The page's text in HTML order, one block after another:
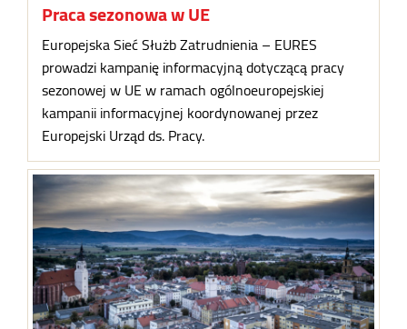
Praca sezonowa w UE
Europejska Sieć Służb Zatrudnienia – EURES
prowadzi kampanię informacyjną dotyczącą pracy
sezonowej w UE w ramach ogólnoeuropejskiej
kampanii informacyjnej koordynowanej przez
Europejski Urząd ds. Pracy.